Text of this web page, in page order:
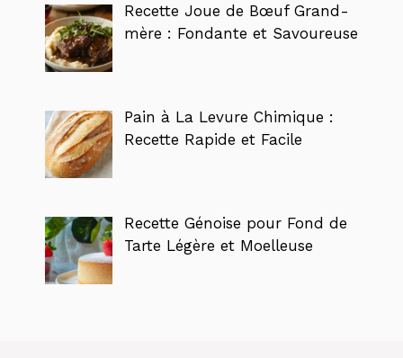
Recette Joue de Bœuf Grand-
mère : Fondante et Savoureuse
Pain à La Levure Chimique :
Recette Rapide et Facile
Recette Génoise pour Fond de
Tarte Légère et Moelleuse